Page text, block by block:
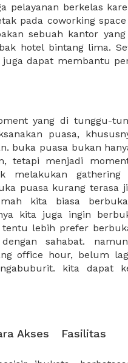
pelayanan berkelas
pada coworking
sebuah kantor
hotel bintang lima.
juga dapat membantu
survey atau
dibuat lebih mudah
sewa kantor murah
yang di tunggu-
puasa,
buka puasa bukan
tetapi menjadi
melakukan gathering
puasa kurang terasa
kita biasa
kita juga ingin
lebih prefer
sahabat.
office hour, belum
kita dapat
puasa dengan menu
lokasi yang cozy, harga
yang pertama kali di
XWORK kami dapat
tempat berbuka
Di XWORK
dengan menu dan
paket untuk
tunggu apa lagi!
memesan tempat
Akses Fasilitas